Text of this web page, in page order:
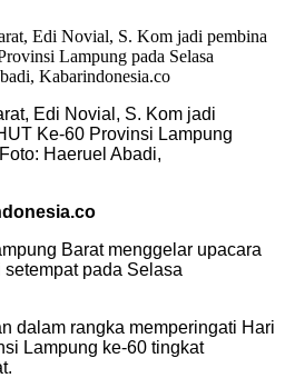
Edi Novial, S. Kom jadi
Ke-60 Provinsi Lampung
Haeruel Abadi,
Barat menggelar upacara
pada Selasa
dalam rangka memperingati Hari
Lampung ke-60 tingkat